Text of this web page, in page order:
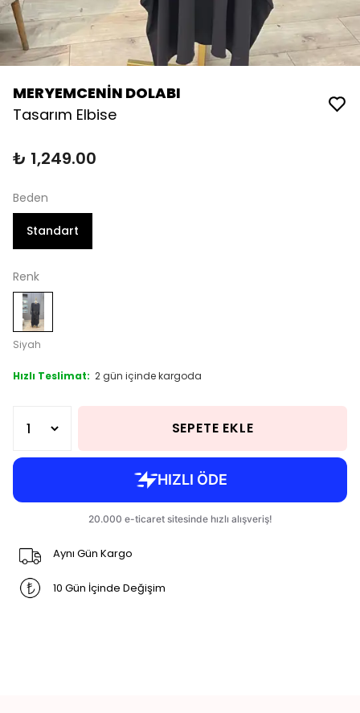
MERYEMCENİN DOLABI
Tasarım Elbise
₺ 1,249.00
Beden
Standart
Renk
Siyah
Hızlı Teslimat: 2 gün içinde kargoda
SEPETE EKLE
Aynı Gün Kargo
10 Gün İçinde Değişim